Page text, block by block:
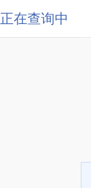
正在查询中